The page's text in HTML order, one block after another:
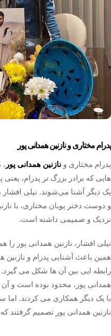
پدرام مختاری و نازنین همدانی پور
پدرام مختاری و نازنین همدانی پور
هایی که برادر بزرگ تر پدرام، یعنی
یک دیگر آشنا می‌شوند. نیلی
و دوست دختر پویان مختاری، با
نزدیک و صمیمی داشته است.
نیلی افشار، نازنین همدانی پور را
همین باعث آشنایی پدرام و
رابطه ایی بین آن ها شکل می گیرد.
همدانی پور، محدود بوده است و
با یک دیگر همکاری می کردند. اما
نازنین همدانی پور تصمیم گرفتند که